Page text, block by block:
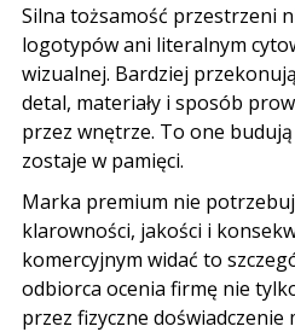
Silna tożsamość przestrzeni
logotypów ani literalnym
wizualnej. Bardziej
detal, materiały i sposób
przez wnętrze. To one
zostaje w pamięci.
Marka premium nie
klarowności, jakości i
komercyjnym widać to
odbiorca ocenia firmę nie
przez fizyczne doświadczenie